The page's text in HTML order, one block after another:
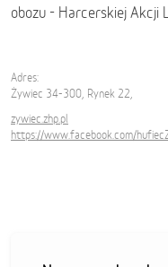
obozu - Harcerskiej Akcji
Adres:
Żywiec 34-300, Rynek 22,
zywiec.zhp.pl
https://www.facebook.com/